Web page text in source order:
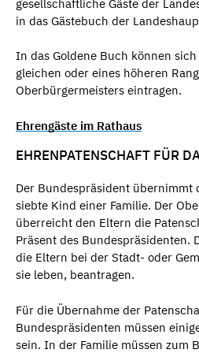
gesellschaftliche Gäste der
in das Gästebuch der
In das Goldene Buch können
gleichen oder eines höheren
Oberbürgermeisters eintragen.
Ehrengäste im Rathaus
EHRENPATENSCHAFT FÜR
Der Bundespräsident übernimmt
siebte Kind einer Familie. Der
überreicht den Eltern die
Präsent des Bundespräsidenten.
die Eltern bei der Stadt- oder
sie leben, beantragen.
Für die Übernahme der
Bundespräsidenten müssen
sein. In der Familie müssen zum